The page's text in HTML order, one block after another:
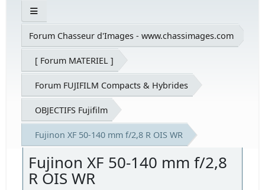
Forum Chasseur d'Images - www.chassimages.com
[ Forum MATERIEL ]
Forum FUJIFILM Compacts & Hybrides
OBJECTIFS Fujifilm
Fujinon XF 50-140 mm f/2,8 R OIS WR
Fujinon XF 50-140 mm f/2,8
R OIS WR